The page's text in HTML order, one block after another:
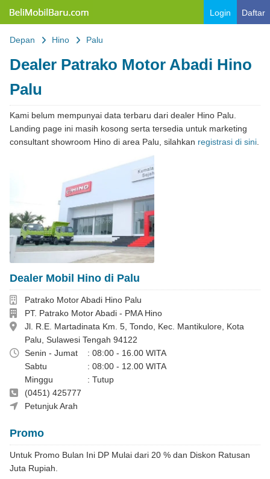
Login Daftar
Depan Hino Palu
Dealer Patrako Motor Abadi Hino
Palu
Kami belum mempunyai data terbaru dari dealer Hino Palu.
Landing page ini masih kosong serta tersedia untuk marketing
consultant showroom Hino di area Palu, silahkan registrasi di sini
Dealer Mobil Hino di Palu
Dealer
Patrako Motor Abadi Hino Palu
Perusahaan
PT. Patrako Motor Abadi - PMA Hino
Alamat
Jl. R.E. Martadinata Km. 5, Tondo, Kec. Mantikulore, Kota
Palu, Sulawesi Tengah 94122
Jam Operasional
Senin - Jumat
: 08:00 - 16.00 WITA
Sabtu
: 08:00 - 12.00 WITA
Minggu
: Tutup
Telepon
(0451) 425777
Chimin 082214618143
Petunjuk Arah
Promo
Untuk Promo Bulan Ini DP Mulai dari 20 % dan Diskon Ratusan
Juta Rupiah.